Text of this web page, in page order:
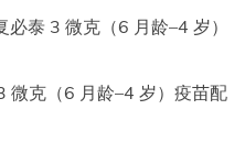
必泰 3 微克（6 月龄–4 岁）
微克（6 月龄–4 岁）疫苗配